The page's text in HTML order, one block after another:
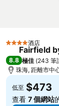
4 星級 酒店
Fairfield
8.8 極佳 (243 筆
珠海, 距離市中
低至 $473
查看 7 個網站